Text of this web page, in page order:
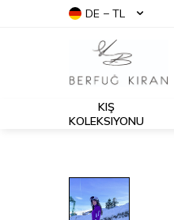
DE − TL
KIŞ
KOLEKSIYONU